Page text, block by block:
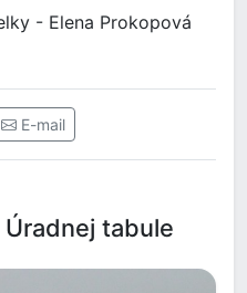
- Elena Prokopová
E-mail
tabule